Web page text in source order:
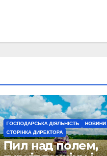
ГОСПОДАРСЬКА ДІЯЛЬНІСТЬ
НОВИНИ
СТОРІНКА ДИРЕКТОРА
Пил над полем,